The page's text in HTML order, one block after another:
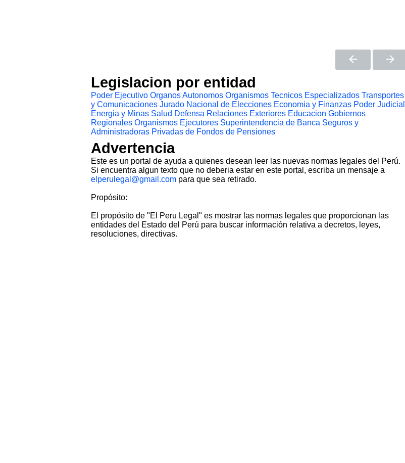
Legislacion por entidad
Poder Ejecutivo Organos Autonomos Organismos Tecnicos Especializados Transportes
y Comunicaciones Jurado Nacional de Elecciones Economia y Finanzas Poder Judicial
Energia y Minas Salud Defensa Relaciones Exteriores Educacion Gobiernos
Regionales Organismos Ejecutores Superintendencia de Banca Seguros y
Administradoras Privadas de Fondos de Pensiones
Advertencia
Este es un portal de ayuda a quienes desean leer las nuevas normas legales del Perú.
Si encuentra algun texto que no deberia estar en este portal, escriba un mensaje a
elperulegal@gmail.com para que sea retirado.
Propósito:
El propósito de "El Peru Legal" es mostrar las normas legales que proporcionan las
entidades del Estado del Perú para buscar información relativa a decretos, leyes,
resoluciones, directivas.